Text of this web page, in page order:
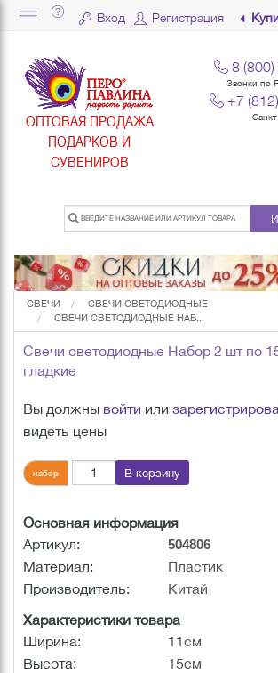
Вход Регистрация
ОПТОВАЯ ПРОДАЖА
ПОДАРКОВ И
СУВЕНИРОВ
8
Звонки по
+7
СВЕЧИ
СВЕЧИ СВЕТОДИОДНЫЕ
СВЕЧИ СВЕТОДИОДНЫЕ НАБ...
Свечи светодиодные Набор 2 шт по
гладкие
Вы должны войти или
видеть цены
набор В корзину
Основная информация
Артикул:
504806
Материал:
Пластик
Производитель:
Китай
Характеристики товара
Ширина:
11см
Высота:
15см